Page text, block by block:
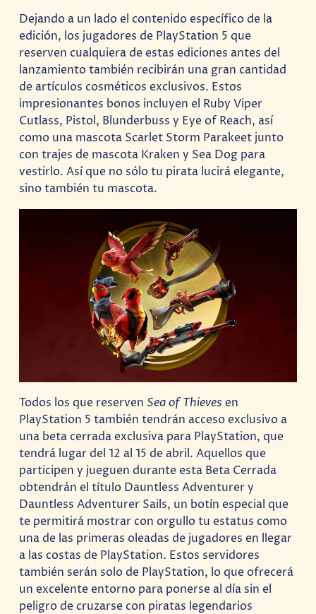
Dejando a un lado el contenido específico de la
edición, los jugadores de PlayStation 5 que
reserven cualquiera de estas ediciones antes del
lanzamiento también recibirán una gran cantidad
de artículos cosméticos exclusivos. Estos
impresionantes bonos incluyen el Ruby Viper
Cutlass, Pistol, Blunderbuss y Eye of Reach, así
como una mascota Scarlet Storm Parakeet junto
con trajes de mascota Kraken y Sea Dog para
vestirlo. Así que no sólo tu pirata lucirá elegante,
sino también tu mascota.
Todos los que reserven Sea of ​​Thieves en
PlayStation 5 también tendrán acceso exclusivo a
una beta cerrada exclusiva para PlayStation, que
tendrá lugar del 12 al 15 de abril. Aquellos que
participen y jueguen durante esta Beta Cerrada
obtendrán el título Dauntless Adventurer y
Dauntless Adventurer Sails, un botín especial que
te permitirá mostrar con orgullo tu estatus como
una de las primeras oleadas de jugadores en llegar
a las costas de PlayStation. Estos servidores
también serán solo de PlayStation, lo que ofrecerá
un excelente entorno para ponerse al día sin el
peligro de cruzarse con piratas legendarios